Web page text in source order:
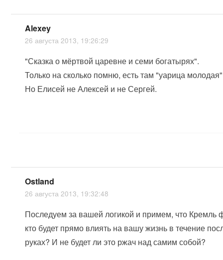
Alexey
26 августа 2013, 19:26:29
"Сказка о мёртвой царевне и семи богатырях".
Только на сколько помню, есть там "уарица
Но Елисей не Алексей и не Сергей.
Ostland
26 августа 2013, 19:32:48
Последуем за вашей логикой и примем, что Кремль
кто будет прямо влиять на вашу жизнь в течение
руках? И не будет ли это ржач над самим собой?